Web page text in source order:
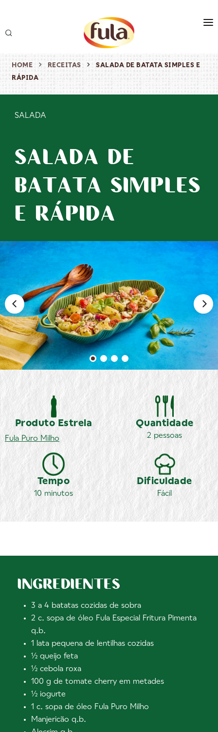
produtos
receitas
HOME RECEITAS
SALADA DE BATATA SIMPLES E
RÁPIDA
SALADA
SALADA DE
BATATA SIMPLES
E RÁPIDA
Produto Estrela
Fula Puro Milho
Quantidade
2 pessoas
Tempo
10 minutos
Dificuldade
Fácil
INGREDIENTES
3 a 4 batatas cozidas de sobra
2 c. sopa de óleo Fula Especial Fritura Pimenta
q.b.
1 lata pequena de lentilhas cozidas
½ queijo feta
½ cebola roxa
100 g de tomate cherry em metades
½ iogurte
1 c. sopa de óleo Fula Puro Milho
Manjericão q.b.